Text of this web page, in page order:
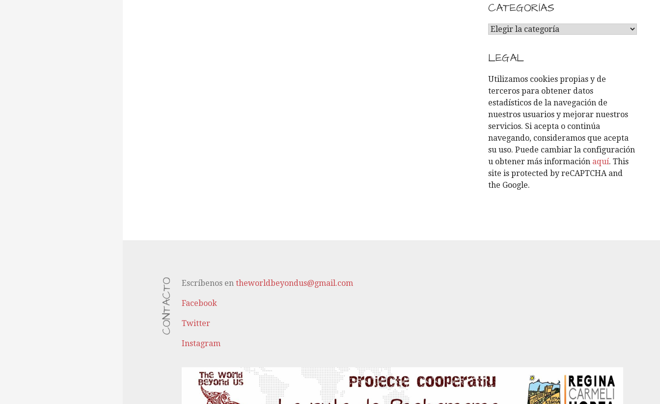
CATEGORÍAS
C
T
E
G
O
R
Í
A
S
LEGAL
Utilizamos cookies propias y de
terceros para obtener datos
estadísticos de la navegación de
nuestros usuarios y mejorar nuestros
servicios. Si acepta o continúa
navegando, consideramos que acepta
su uso. Puede cambiar la configuración
u obtener más información aquí. This
site is protected by reCAPTCHA and
the Google.
CONTACTO Escríbenos entheworldbeyondus@gmail.com
Facebook
Twitter
Instagram